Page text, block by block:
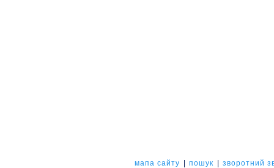
мапа сайту пошук зворотний